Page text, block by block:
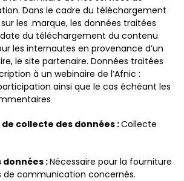
Dans le cadre du téléchargement
les .marque, les données traitées
du téléchargement du contenu
les internautes en provenance d’un
le site partenaire. Données traitées
à un webinaire de l’Afnic :
ainsi que le cas échéant les
collecte des données :Collecte
:Nécessaire pour la fourniture
de communication concernés.